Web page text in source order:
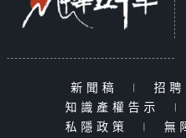
新聞稿 | 招聘
知識產權告示
|
私隱政策
| 無